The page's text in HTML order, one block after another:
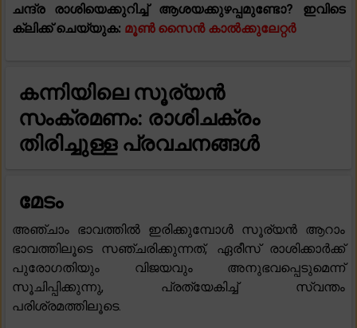
ചന്ദ്ര രാശിയെക്കുറിച്ച് ആശയക്കുഴപ്പമുണ്ടോ? ഇവിടെ
ക്ലിക്ക് ചെയ്യുക: മൂൺ സൈൻ കാൽക്കുലേറ്റർ
കന്നിയിലെ സൂര്യൻ
സംക്രമണം: രാശിചക്രം
തിരിച്ചുള്ള പ്രവചനങ്ങൾ
മേടം
അഞ്ചാം ഭാവത്തിൽ ഇരിക്കുമ്പോൾ സൂര്യൻ ആറാം
ഭാവത്തിലൂടെ സഞ്ചരിക്കുന്നത്, ഏരീസ് രാശിക്കാർക്ക്
പുരോഗതിയും വിജയവും അനുഭവപ്പെടുമെന്ന്
സൂചിപ്പിക്കുന്നു, പ്രത്യേകിച്ച് സ്വന്തം
പരിശ്രമത്തിലൂടെ.